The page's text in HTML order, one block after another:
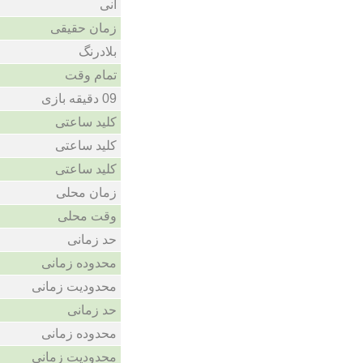
انی
زمان حقیقی
بلادرنگ
تمام وقت
09 دقیقه بازی
کلید ساعتی
کلید ساعتی
کلید ساعتی
زمان محلی
وقت محلی
حد زمانی
محدوده زمانی
محدودیت زمانی
حد زمانی
محدوده زمانی
محدودیت زمانی